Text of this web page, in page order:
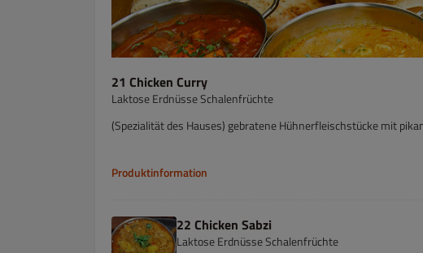
21 Chicken Curry
Laktose Erdnüsse Schalenfrüchte
(Spezialität des Hauses) gebratene Hühnerfleischstücke mit
Produktinformation
22 Chicken Sabzi
Laktose Erdnüsse Schalenfrüchte